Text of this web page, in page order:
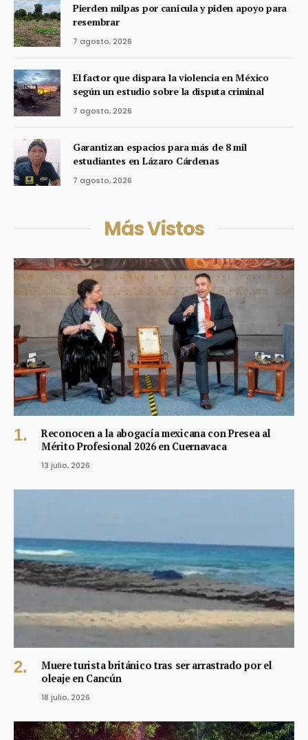
Pierden milpas por canícula y piden apoyo para
resembrar
7 agosto, 2026
El factor que dispara la violencia en México
según un estudio sobre la disputa criminal
7 agosto, 2026
Garantizan espacios para más de 8 mil
estudiantes en Lázaro Cárdenas
7 agosto, 2026
Más Vistos
Reconocen a la abogacía mexicana con Presea al
Mérito Profesional 2026 en Cuernavaca
13 julio, 2026
Muere turista británico tras ser arrastrado por el
oleaje en Cancún
18 julio, 2026